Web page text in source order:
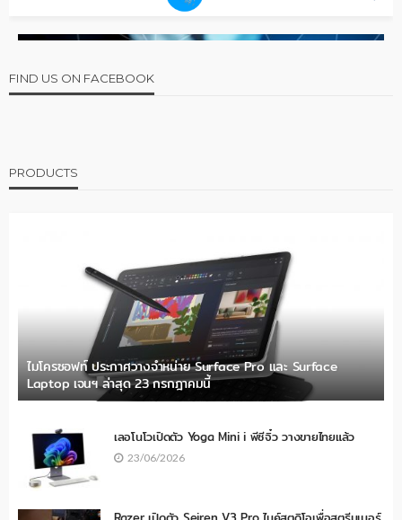
FIND US ON FACEBOOK
PRODUCTS
ไมโครซอฟท์ ประกาศวางจำหน่าย Surface Pro และ Surface
Laptop เจนฯ ล่าสุด 23 กรกฎาคมนี้
เลอโนโวเปิดตัว Yoga Mini i พีซีจิ๋ว วางขายไทยแล้ว
23/06/2026